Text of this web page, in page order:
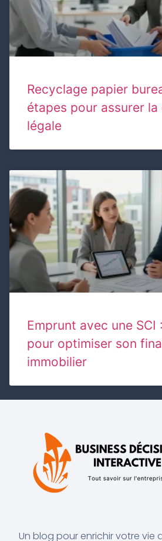
Recyclage papier
étapes pour assurer
légale
Emprunt avec une
pour optimiser son
immobilier
Un blog pour enrichir votre vie